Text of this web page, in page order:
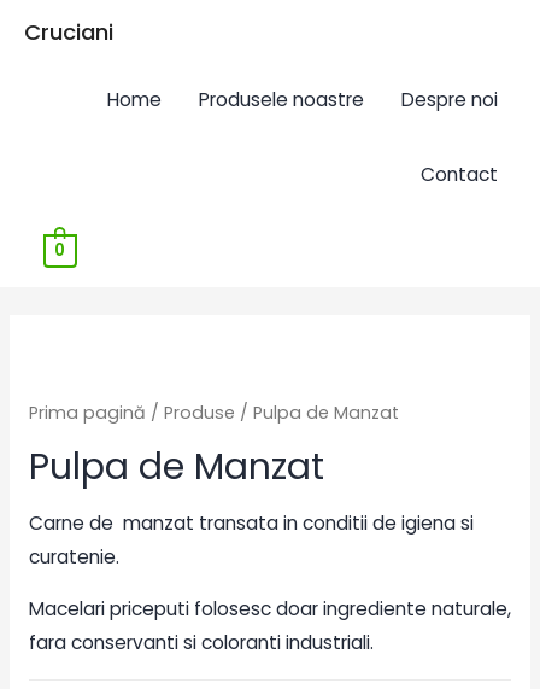
Cruciani
Home Produsele noastre Despre noi
Contact
0
Prima pagină / Produse / Pulpa de Manzat
Pulpa de Manzat
Carne de manzat transata in conditii de igiena si
curatenie.
Macelari priceputi folosesc doar ingrediente naturale,
fara conservanti si coloranti industriali.